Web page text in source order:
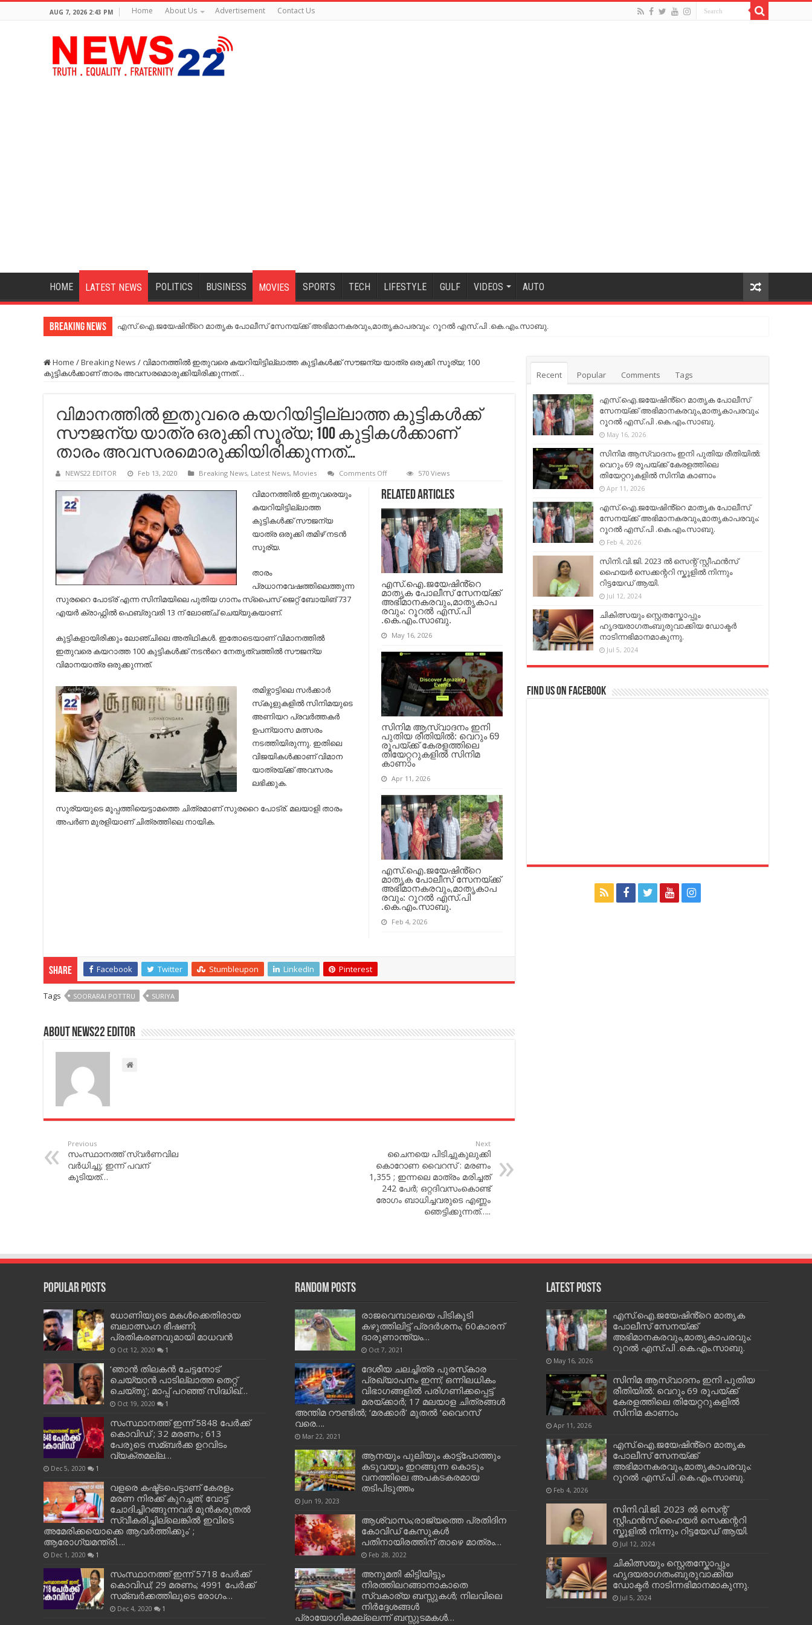
AUG 7, 2026 2:43 PM Home About Us Advertisement Contact Us
HOME LATEST NEWS POLITICS BUSINESS MOVIES SPORTS TECH LIFESTYLE GULF VIDEOS AUTO
Breaking News എസ്.ഐ.ജയേഷിൻ്റെ മാതൃക പോലീസ് സേനയ്ക്ക് അഭിമാനകരവും,മാതൃകാപരവും: റൂറൽ എസ്.പി .കെ.എം.സാബു.
Home /Breaking News / വിമാനത്തില്‍ ഇതുവരെ കയറിയിട്ടില്ലാത്ത കുട്ടികള്‍ക്ക് സൗജന്യ യാത്ര ഒരുക്കി സൂര്യ; 100
കുട്ടികള്‍ക്കാണ് താരം അവസരമൊരുക്കിയിരിക്കുന്നത്…
വിമാനത്തില്‍ ഇതുവരെ കയറിയിട്ടില്ലാത്ത കുട്ടികള്‍ക്ക്
സൗജന്യ യാത്ര ഒരുക്കി സൂര്യ; 100 കുട്ടികള്‍ക്കാണ്
താരം അവസരമൊരുക്കിയിരിക്കുന്നത്…
NEWS22 EDITOR Feb 13, 2020 Breaking News, Latest News, Movies Comments Offon
ഇതുവരെ
കയറിയിട്ടില്ലാത്ത
കുട്ടികള്‍ക്ക്
സൗജന്യ
യാത്ര
ഒരുക്കി
സൂര്യ;
100
കുട്ടികള്‍ക്കാണ്
താരം
അവസരമൊരുക്കിയിരിക്കുന്നത്…
570 Views
Related Articles
എസ്.ഐ.ജയേഷിൻ്റെ
മാതൃക പോലീസ് സേനയ്ക്ക്
അഭിമാനകരവും,മാതൃകാപ
രവും: റൂറൽ എസ്.പി
.കെ.എം.സാബു.
May 16, 2026
സിനിമ ആസ്വാദനം ഇനി
പുതിയ രീതിയിൽ: വെറും 69
രൂപയ്ക്ക് കേരളത്തിലെ
തിയേറ്ററുകളിൽ സിനിമ
കാണാം
Apr 11, 2026
എസ്.ഐ.ജയേഷിൻ്റെ
മാതൃക പോലീസ് സേനയ്ക്ക്
അഭിമാനകരവും,മാതൃകാപ
രവും: റൂറൽ എസ്.പി
.കെ.എം.സാബു.
Feb 4, 2026
വിമാനത്തില്‍ ഇതുവരെയും
കയറിയിട്ടില്ലാത്ത
കുട്ടികള്‍ക്ക് സൗജന്യ
യാത്ര ഒരുക്കി തമിഴ് നടന്‍
സൂര്യ.
താരം
പ്രധാനവേഷത്തിലെത്തുന്ന
സുരറൈ പോട്ര് എന്ന സിനിമയിലെ പുതിയ ഗാനം സ്പൈസ് ജെറ്റ് ബോയിങ് 737
എയര്‍ ക്രാഫ്റ്റില്‍ ഫെബ്രുവരി 13 ന് ലോഞ്ച് ചെയ്യുകയാണ്.
കുട്ടികളായിരിക്കും ലോഞ്ചിലെ അതിഥികള്‍. ഇതോടെയാണ് വിമാനത്തില്‍
ഇതുവരെ കയറാത്ത 100 കുട്ടികള്‍ക്ക് നടന്‍റെ നേതൃത്വത്തില്‍ സൗജന്യ
വിമാനയാത്ര ഒരുക്കുന്നത്.
തമിഴ്നാട്ടിലെ സര്‍ക്കാര്‍
സ്‌കൂളുകളില്‍ സിനിമയുടെ
അണിയറ പ്രവര്‍ത്തകര്‍
ഉപന്യാസ മത്സരം
നടത്തിയിരുന്നു. ഇതിലെ
വിജയികള്‍ക്കാണ് വിമാന
യാത്രയ്ക്ക് അവസരം
ലഭിക്കുക.
സൂര്യയുടെ മൂപ്പത്തിയെട്ടാമത്തെ ചിത്രമാണ് സുരറൈ പോട്ര്. മലയാളി താരം
അപര്‍ണ മുരളിയാണ് ചിത്രത്തിലെ നായിക.
Share Facebook Twitter Stumbleupon LinkedIn Pinterest
Tags SOORARAI POTTRU SURIYA
About NEWS22 EDITOR
Previous
സംസ്ഥാനത്ത് സ്വര്‍ണവില
വര്‍ധിച്ചു; ഇന്ന് പവന്
കൂടിയത്…
Next
ചൈനയെ പിടിച്ചുകുലുക്കി
കൊറോണ വൈറസ് : മരണം
1,355 ; ഇന്നലെ മാത്രം മരിച്ചത്
242 പേര്‍; ഒറ്റദിവസംകൊണ്ട്
രോഗം ബാധിച്ചവരുടെ എണ്ണം
ഞെട്ടിക്കുന്നത്…..
Recent Popular Comments Tags
എസ്.ഐ.ജയേഷിൻ്റെ മാതൃക പോലീസ്
സേനയ്ക്ക് അഭിമാനകരവും,മാതൃകാപരവും:
റൂറൽ എസ്.പി .കെ.എം.സാബു.
May 16, 2026
സിനിമ ആസ്വാദനം ഇനി പുതിയ രീതിയിൽ:
വെറും 69 രൂപയ്ക്ക് കേരളത്തിലെ
തിയേറ്ററുകളിൽ സിനിമ കാണാം
Apr 11, 2026
എസ്.ഐ.ജയേഷിൻ്റെ മാതൃക പോലീസ്
സേനയ്ക്ക് അഭിമാനകരവും,മാതൃകാപരവും:
റൂറൽ എസ്.പി .കെ.എം.സാബു.
Feb 4, 2026
സിനി.വി.ജി. 2023 ൽ സെന്റ് സ്റ്റീഫൻസ്
ഹൈയർ സെക്കന്ററി സ്കൂളിൽ നിന്നും
റിട്ടയേഡ് ആയി.
Jul 12, 2024
ചികിത്സയും സ്റ്റെതസ്കോപ്പും
ഹൃദയരാഗതംബുരുവാക്കിയ ഡോക്ടർ
നാടിന്നഭിമാനമാകുന്നു.
Jul 5, 2024
Find us on Facebook
Popular Posts
ധോണിയുടെ മകള്‍ക്കെതിരായ
ബലാത്സംഗ ഭീഷണി;
പ്രതികരണവുമായി മാധവന്‍
Oct 12, 2020 1
‘ഞാന്‍ തിലകന്‍ ചേട്ടനോട്
ചെയ്യാന്‍ പാടില്ലാത്ത തെറ്റ്
ചെയ്തു’; മാപ്പ് പറഞ്ഞ് സിദ്ധിഖ്…
Oct 19, 2020 1
സംസ്ഥാനത്ത് ഇന്ന് 5848 പേര്‍ക്ക്
കൊവി‌ഡ് ; 32 മരണം ; 613
പേരുടെ സമ്ബര്‍ക്ക ഉറവിടം
വ്യക്തമല്ല…
Dec 5, 2020 1
വളരെ കഷ്ട്ടപെട്ടാണ് കേരളം
മരണ നിരക്ക് കുറച്ചത്; വോട്ട്
ചോദിച്ചിറങ്ങുന്നവർ മുൻകരുതൽ
സ്വീകരിച്ചില്ലെങ്കിൽ ഇവിടെ
അമേരിക്കയൊക്കെ ആവർത്തിക്കും’ ;
ആരോഗ്യമന്ത്രി….
Dec 1, 2020 1
സംസ്ഥാനത്ത് ഇന്ന് 5718 പേര്‍ക്ക്
കൊവിഡ്; 29 മരണം; 4991 പേര്‍ക്ക്
സമ്ബര്‍ക്കത്തിലൂടെ രോഗം…
Dec 4, 2020 1
Random Posts
രാജവെമ്പാലയെ പിടികൂടി
കഴുത്തിലിട്ട് പ്രദർശനം; 60കാരന്
ദാരുണാന്ത്യം…
Oct 7, 2021
ദേശീയ ചലച്ചിത്ര പുരസ്‌കാര
പ്രഖ്യാപനം ഇന്ന്; ഒന്നിലധികം
വിഭാഗങ്ങളില്‍ പരിഗണിക്കപ്പെട്ട്
മരയ്ക്കാര്‍; 17 മലയാള ചിത്രങ്ങള്‍
അന്തിമ റൗണ്ടില്‍; ‘മരക്കാര്‍’ മുതല്‍ ‘വൈറസ്’
വരെ….
Mar 22, 2021
ആനയും പുലിയും കാട്ട്പോത്തും
കടുവയും ഇറങ്ങുന്ന കൊടും
വനത്തിലെ അപകടകരമായ
തടിപിടുത്തം
Jun 19, 2023
ആശ്വാസം;രാജ്യത്തെ പ്രതിദിന
കോവിഡ് കേസുകള്‍
പതിനായിരത്തിന് താഴെ മാത്രം…
Feb 28, 2022
അനുമതി കിട്ടിയിട്ടും
നിരത്തിലറങ്ങാനാകാതെ
സ്വകാര്യ ബസ്സുകള്‍; നിലവിലെ
നിര്‍ദ്ദേശങ്ങള്‍
പ്രായോഗികമല്ലെന്ന് ബസ്സുടമകള്‍…
Latest Posts
എസ്.ഐ.ജയേഷിൻ്റെ മാതൃക
പോലീസ് സേനയ്ക്ക്
അഭിമാനകരവും,മാതൃകാപരവും:
റൂറൽ എസ്.പി .കെ.എം.സാബു.
May 16, 2026
സിനിമ ആസ്വാദനം ഇനി പുതിയ
രീതിയിൽ: വെറും 69 രൂപയ്ക്ക്
കേരളത്തിലെ തിയേറ്ററുകളിൽ
സിനിമ കാണാം
Apr 11, 2026
എസ്.ഐ.ജയേഷിൻ്റെ മാതൃക
പോലീസ് സേനയ്ക്ക്
അഭിമാനകരവും,മാതൃകാപരവും:
റൂറൽ എസ്.പി .കെ.എം.സാബു.
Feb 4, 2026
സിനി.വി.ജി. 2023 ൽ സെന്റ്
സ്റ്റീഫൻസ് ഹൈയർ സെക്കന്ററി
സ്കൂളിൽ നിന്നും റിട്ടയേഡ് ആയി.
Jul 12, 2024
ചികിത്സയും സ്റ്റെതസ്കോപ്പും
ഹൃദയരാഗതംബുരുവാക്കിയ
ഡോക്ടർ നാടിന്നഭിമാനമാകുന്നു.
Jul 5, 2024